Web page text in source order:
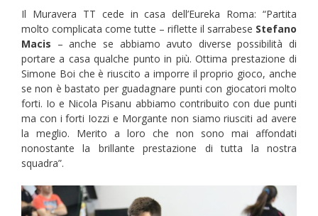
Il Muravera TT cede in casa dell’Eureka Roma: “Partita
molto complicata come tutte – riflette il sarrabese Stefano
Macis – anche se abbiamo avuto diverse possibilità di
portare a casa qualche punto in più. Ottima prestazione di
Simone Boi che è riuscito a imporre il proprio gioco, anche
se non è bastato per guadagnare punti con giocatori molto
forti. Io e Nicola Pisanu abbiamo contribuito con due punti
ma con i forti Iozzi e Morgante non siamo riusciti ad avere
la meglio. Merito a loro che non sono mai affondati
nonostante la brillante prestazione di tutta la nostra
squadra”.